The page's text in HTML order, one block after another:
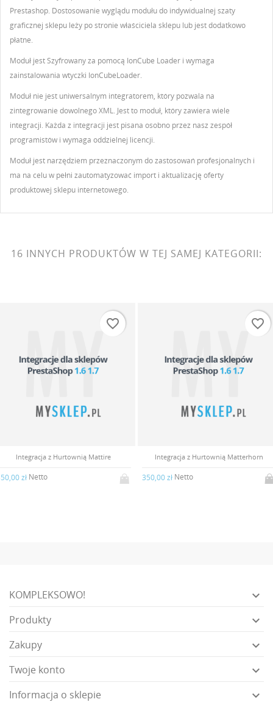
Prestashop. Dostosowanie wyglądu modułu do indywidualnej szaty
graficznej sklepu leży po stronie właściciela sklepu lub jest dodatkowo
płatne.
Moduł jest Szyfrowany za pomocą IonCube Loader i wymaga
zainstalowania wtyczki IonCubeLoader.
Moduł nie jest uniwersalnym integratorem, który pozwala na
zintegrowanie dowolnego XML. Jest to moduł, który zawiera wiele
integracji. Każda z integracji jest pisana osobno przez nasz zespół
programistów i wymaga oddzielnej licencji.
Moduł jest narzędziem przeznaczonym do zastosowań profesjonalnych i
ma na celu w pełni zautomatyzować import i aktualizację oferty
produktowej sklepu internetowego.
16 INNYCH PRODUKTÓW W TEJ SAMEJ KATEGORII:
Integracja z Hurtownią Mattire
złNetto
favorite_border
Integracja z Hurtownią Matterhorn
350,00 złNetto
favorite_border
KOMPLEKSOWO! 
Produkty 
Zakupy 
Twoje konto 
Informacja o sklepie 